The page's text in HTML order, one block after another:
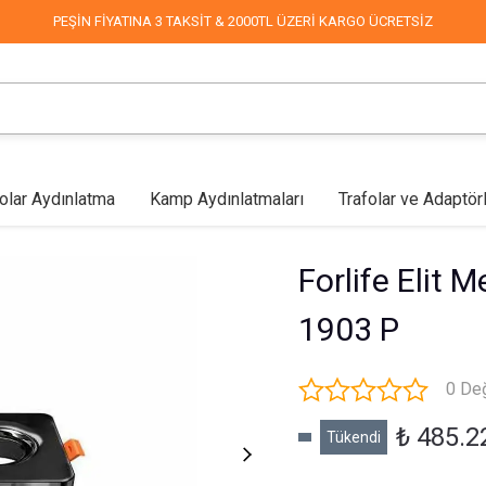
PEŞİN FİYATINA 3 TAKSİT & 2000TL ÜZERİ KARGO ÜCRETSİZ
Aydınlatma Kamp Aydınlatmaları Trafolar ve
Forlife Elit
1903 P
0
Tükendi ₺